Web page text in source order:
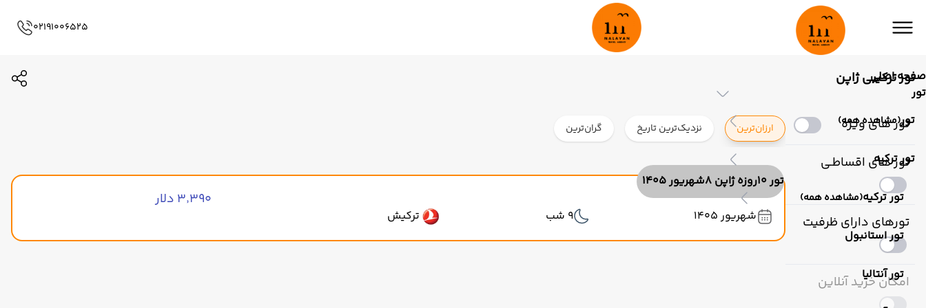
صفحه اصلی
تور
تور(مشاهده همه)
تور ترکیه
تور ترکیه(مشاهده همه)
تور استانبول
تور آنتالیا
02191006525
تور ترکیبی ژاپن
تور های ویژه
تور های اقساطـی
تورهای دارای ظرفیت
امکان خرید آنلاین
ارزان‌ترین نزدیک‌ترین تاریخ گران‌ترین
تور 10روزه ژاپن 8شهریور 1405
شهریور 1405 9 شب ترکیش
۳٬۳۹۰ دلار